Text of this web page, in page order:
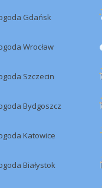
Gdańsk
Wrocław
Szczecin
Bydgoszcz
Katowice
Białystok